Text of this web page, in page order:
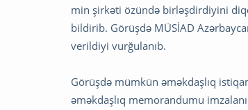
min şirkəti özündə birləşdirdiyini
bildirib. Görüşdə MÜSİAD
verildiyi vurğulanıb.
Görüşdə mümkün əməkdaşlıq
əməkdaşlıq memorandumu